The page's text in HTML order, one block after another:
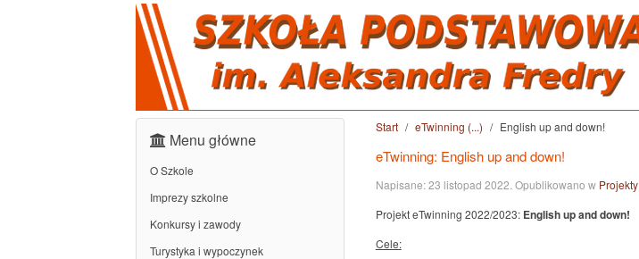
Start eTwinning (...) English up and down!
eTwinning: English up and down!
Napisane:23 listopad 2022 . Opublikowano w Projekty
Projekt eTwinning 2022/2023: English up and down!
Cele:
Menu główne
O Szkole
Imprezy szkolne
Konkursy i zawody
Turystyka i wypoczynek